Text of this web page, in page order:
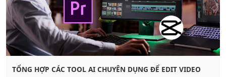
TỔNG HỢP CÁC TOOL AI CHUYÊN DỤNG ĐỂ EDIT VIDEO